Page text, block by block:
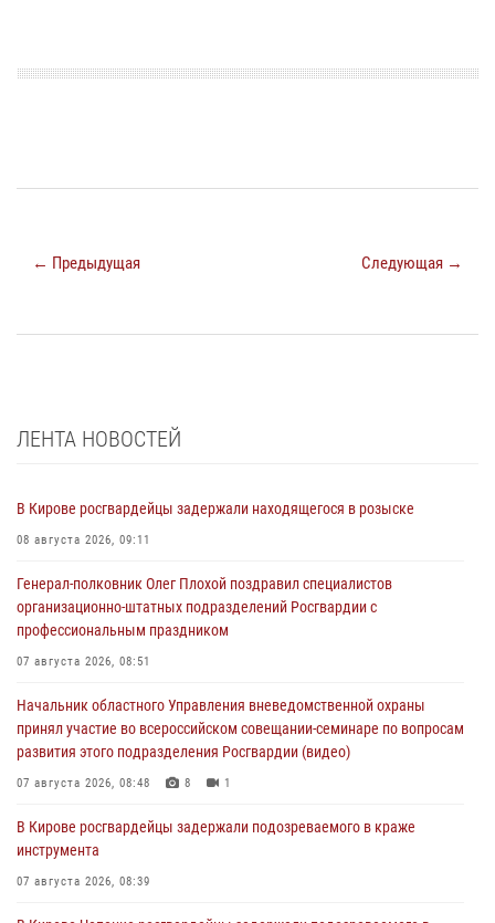
← Предыдущая Следующая →
ЛЕНТА НОВОСТЕЙ
В Кирове росгвардейцы задержали находящегося в розыске
08 августа 2026, 09:11
Генерал-полковник Олег Плохой поздравил специалистов
организационно-штатных подразделений Росгвардии с
профессиональным праздником
07 августа 2026, 08:51
Начальник областного Управления вневедомственной охраны
принял участие во всероссийском совещании-семинаре по вопросам
развития этого подразделения Росгвардии (видео)
07 августа 2026, 08:48 8 1
В Кирове росгвардейцы задержали подозреваемого в краже
инструмента
07 августа 2026, 08:39